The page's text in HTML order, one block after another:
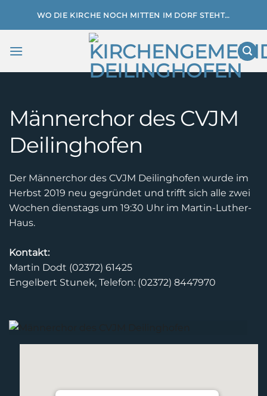
WO DIE KIRCHE NOCH MITTEN IM DORF STEHT…
Männerchor des CVJM
Deilinghofen
Der Männerchor des CVJM Deilinghofen wurde im
Herbst 2019 neu gegründet und trifft sich alle zwei
Wochen dienstags um 19:30 Uhr im Martin-Luther-
Haus.
Kontakt:
Martin Dodt (02372) 61425
Engelbert Stunek, Telefon: (02372) 8447970